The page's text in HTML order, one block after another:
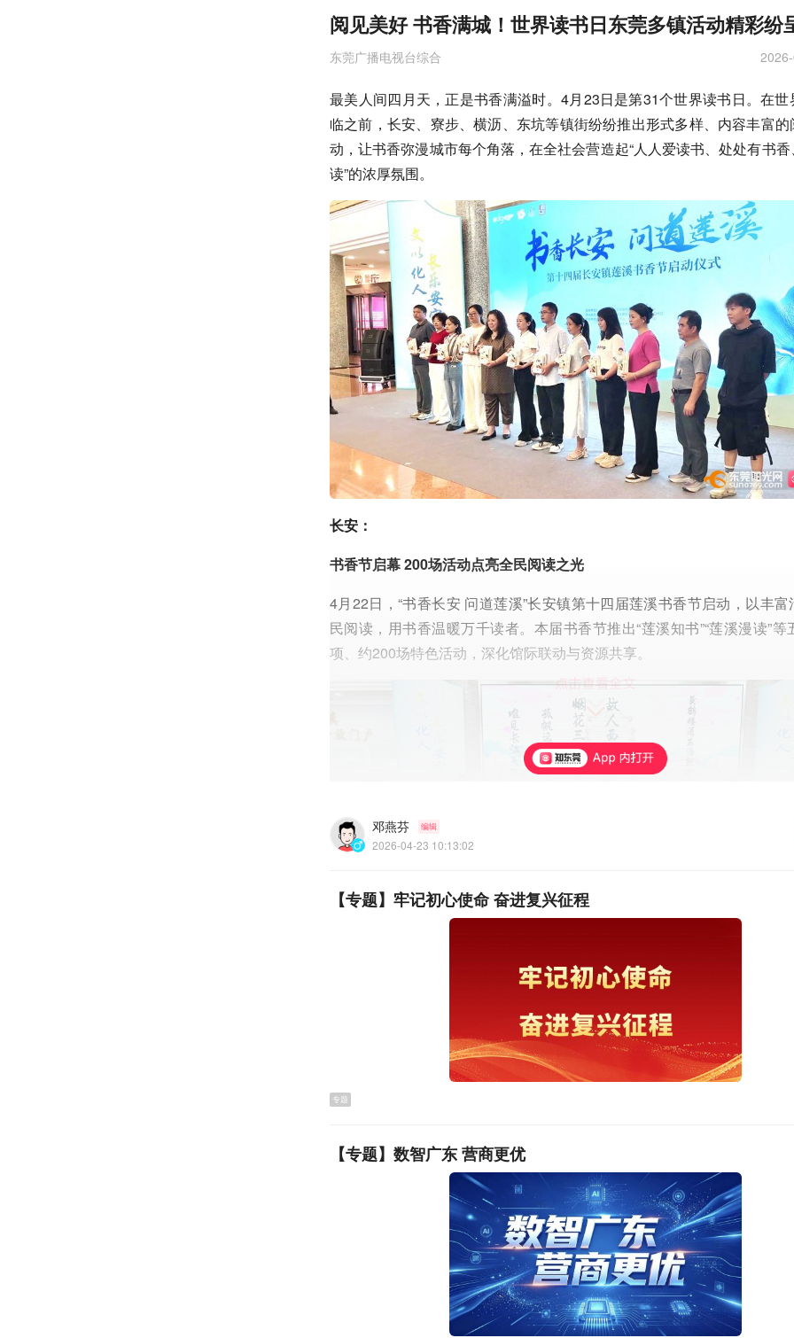
阅见美好 书香满城！世界读书日东莞多镇活动精彩纷
东莞广播电视台综合
最美人间四月天，正是书香满溢时。4月23日是第31个世界读书日。在世
临之前， 长安、寮步、横沥、东坑等镇街纷纷推出形式多样、内容丰富
动，让书香弥漫城市每个角落，在全社会营造起“人人爱读书、处处有书
读”的浓厚氛围。
长安：
书香节启幕 200场活动点亮全民阅读之光
4月22日，“书香长安 问道莲溪”长安镇第十四届莲溪书香节启动，以丰富
民阅读，用书香温暖万千读者。本届书香节推出“莲溪知书”“莲溪漫读”等
项、约200场特色活动，深化馆际联动与资源共享。
活动现场，长安镇中心小学学子带来的经典诵读《诗词里的中国》将大
阔、小桥流水的温婉与家国天下的豪情完美融合，尽显中华文脉的深厚底蕴
邓燕芬 编辑
2026-04-23 10:13:02
【专题】牢记初心使命 奋进复兴征程
专题
【专题】数智广东 营商更优